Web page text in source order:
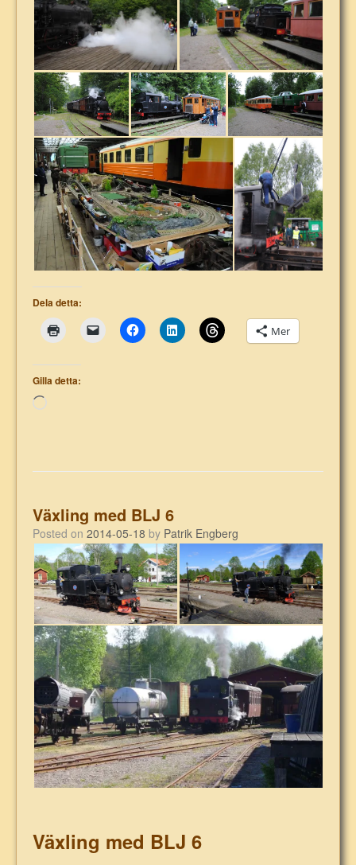
Dela detta:
Mer
Gilla detta:
Laddar
Växling med BLJ 6
Posted on 2014-05-18 by Patrik Engberg
Växling med BLJ 6